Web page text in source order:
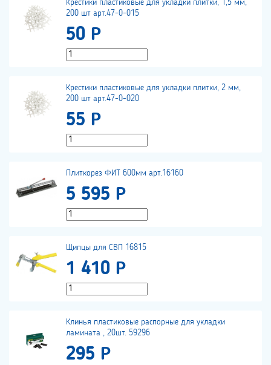
Крестики пластиковые для укладки плитки, 1,5 мм,
200 шт арт.47-0-015
50 Р
Крестики пластиковые для укладки плитки, 2 мм,
200 шт арт.47-0-020
55 Р
Плиткорез ФИТ 600мм арт.16160
5 595 Р
Щипцы для СВП 16815
1 410 Р
Клинья пластиковые распорные для укладки
ламината , 20шт. 59296
295 Р